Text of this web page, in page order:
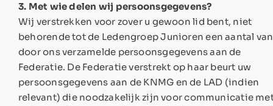
3. Met wie delen wij persoonsgegevens?
Wij verstrekken voor zover u gewoon lid bent, niet
behorende tot de Ledengroep Junioren een aantal van
door ons verzamelde persoonsgegevens aan de
Federatie. De Federatie verstrekt op haar beurt uw
persoonsgegevens aan de KNMG en de LAD (indien
relevant) die noodzakelijk zijn voor communicatie